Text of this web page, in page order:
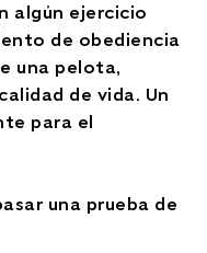
algún ejercicio
de obediencia
una pelota,
de vida. Un
para el
una prueba de